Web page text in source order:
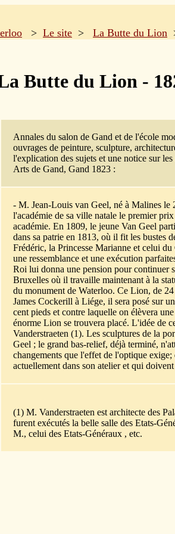
> Le site > La Butte du Lion
Butte du Lion -
Annales du salon de Gand et de l'école
ouvrages de peinture, sculpture,
l'explication des sujets et une notice sur
Arts de Gand, Gand 1823 :
- M. Jean-Louis van Geel, né à Malines le
l'académie de sa ville natale le premier
académie. En 1809, le jeune Van Geel
dans sa patrie en 1813, où il fit les bustes
Frédéric, la Princesse Marianne et celui
une ressemblance et une exécution
Roi lui donna une pension pour continuer
Bruxelles où il travaille maintenant à la
du monument de Waterloo. Ce Lion, de
James Cockerill à Liége, il sera posé sur
cent pieds et contre laquelle on élèvera
énorme Lion se trouvera placé. L'idée de
Vanderstraeten (1). Les sculptures de la
Geel ; le grand bas-relief, déjà terminé,
changements que l'effet de l'optique
actuellement dans son atelier et qui
(1) M. Vanderstraeten est architecte des
furent exécutés la belle salle des Etats-
M., celui des Etats-Généraux , etc.